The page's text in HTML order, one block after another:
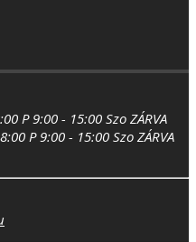
P 9:00 - 15:00 Szo ZÁRVA
P 9:00 - 15:00 Szo ZÁRVA